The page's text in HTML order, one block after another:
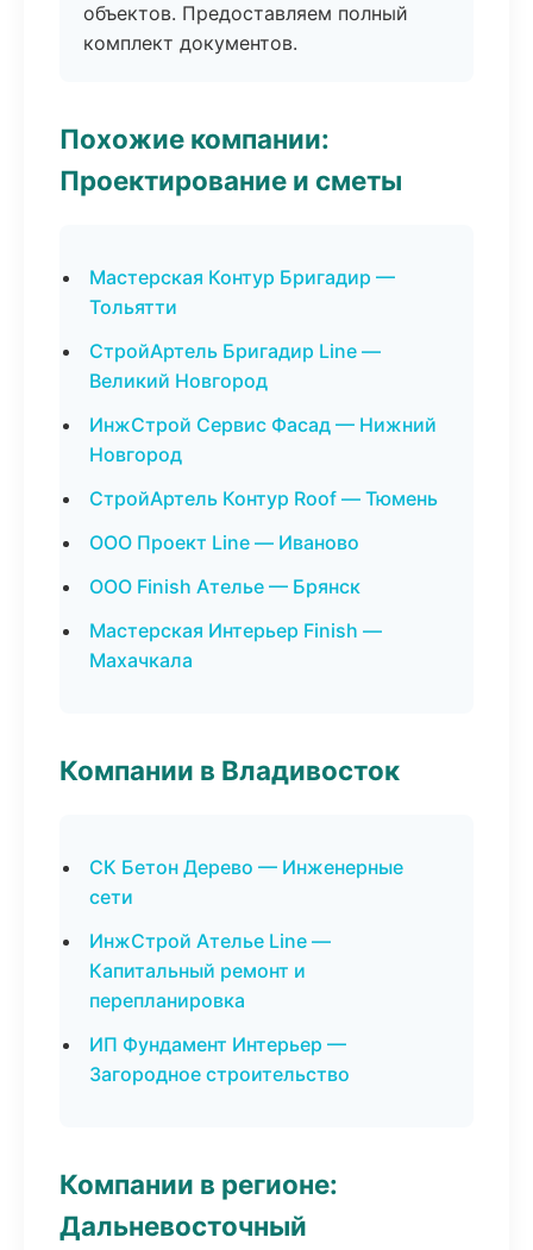
объектов. Предоставляем полный
комплект документов.
Похожие компании:
Проектирование и сметы
Мастерская Контур Бригадир —
Тольятти
СтройАртель Бригадир Line —
Великий Новгород
ИнжСтрой Сервис Фасад — Нижний
Новгород
СтройАртель Контур Roof — Тюмень
ООО Проект Line — Иваново
ООО Finish Ателье — Брянск
Мастерская Интерьер Finish —
Махачкала
Компании в Владивосток
СК Бетон Дерево — Инженерные
сети
ИнжСтрой Ателье Line —
Капитальный ремонт и
перепланировка
ИП Фундамент Интерьер —
Загородное строительство
Компании в регионе:
Дальневосточный